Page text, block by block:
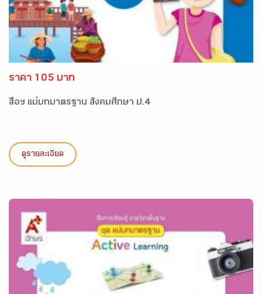
ราคา 105 บาท
สื่อฯ แม่บทมาตรฐาน สังคมศึกษา ป.4
ดูรายละเอียด